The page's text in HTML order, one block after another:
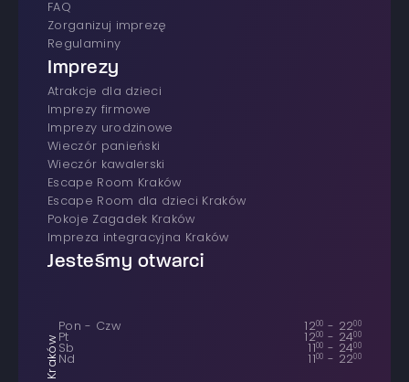
FAQ
Zorganizuj imprezę
Regulaminy
Imprezy
atrakcje dla dzieci
imprezy firmowe
Imprezy urodzinowe
wieczór panieński
wieczór kawalerski
Escape Room Kraków
Escape Room dla dzieci Kraków
Pokoje Zagadek Kraków
Impreza integracyjna Kraków
Jesteśmy otwarci
Kraków
Pon - Czw 1200 - 2200
Pt 1200 - 2400
Sb 1100 - 2400
Nd 1100 - 2200